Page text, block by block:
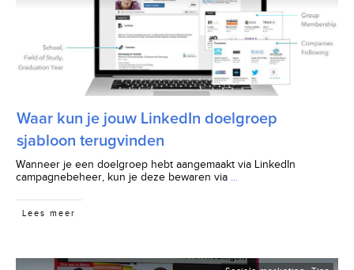
Waar kun je jouw LinkedIn doelgroep
sjabloon terugvinden
Wanneer je een doelgroep hebt aangemaakt via LinkedIn
campagnebeheer, kun je deze bewaren via
Lees meer